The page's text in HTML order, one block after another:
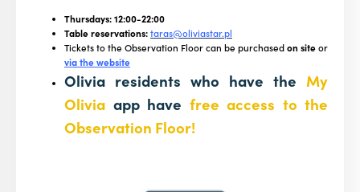
Thursdays: 12:00-22:00
Table reservations:taras@oliviastar.pl
Tickets to the Observation Floor can be purchasedon siteor
via the website
Olivia residents who have the My
Olivia app have free access to the
Observation Floor!